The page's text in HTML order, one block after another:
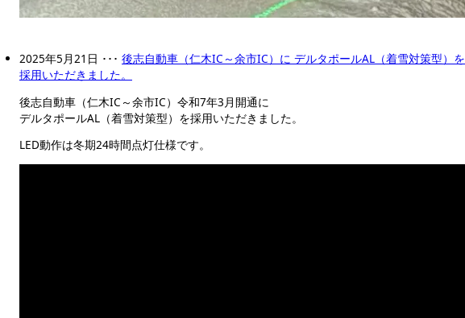
2025年5月21日 ･･･ 後志自動車（仁木IC～余市IC）に デルタポールAL（着雪対策型）を
採用いただきました。
後志自動車（仁木IC～余市IC）令和7年3月開通に
デルタポールAL（着雪対策型）を採用いただきました。
LED動作は冬期24時間点灯仕様です。